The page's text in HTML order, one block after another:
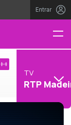
Entrar
TV
RTP